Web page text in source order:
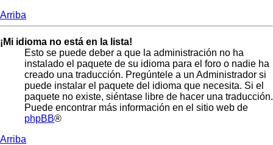
Arriba
¡Mi idioma no está en la lista!
Esto se puede deber a que la administración no ha
instalado el paquete de su idioma para el foro o nadie ha
creado una traducción. Pregúntele a un Administrador si
puede instalar el paquete del idioma que necesita. Si el
paquete no existe, siéntase libre de hacer una traducción.
Puede encontrar más información en el sitio web de
phpBB®
Arriba